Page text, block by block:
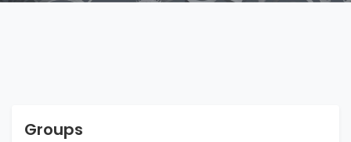
Groups